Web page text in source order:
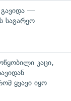
—
საგარეო
კაცი,
ყვავი იყო